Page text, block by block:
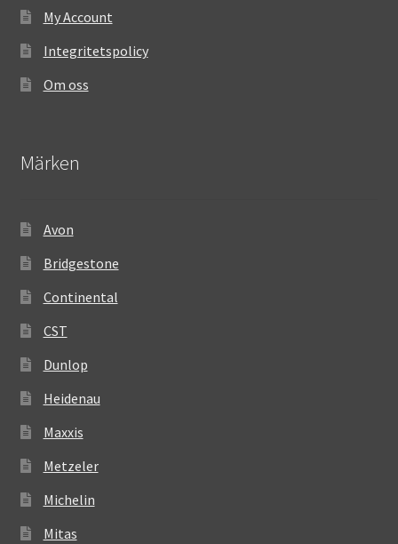
My Account
Integritetspolicy
Om oss
Märken
Avon
Bridgestone
Continental
CST
Dunlop
Heidenau
Maxxis
Metzeler
Michelin
Mitas